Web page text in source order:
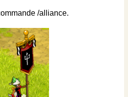
/alliance.